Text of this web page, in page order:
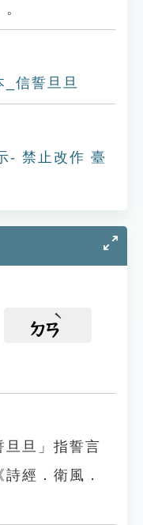
_信誓旦旦
- 禁止改作 臺
ㄉㄢ
旦旦」指誓言
經．衛風．